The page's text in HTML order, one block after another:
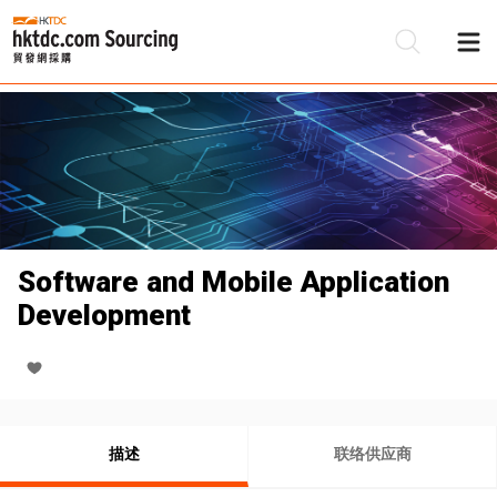
Software and Mobile Application
Development
描述 联络供应商